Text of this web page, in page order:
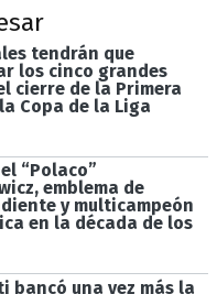
tendrán que
los cinco grandes
cierre de la Primera
Copa de la Liga
“Polaco”
emblema de
y multicampeón
en la década de los
bancó una vez más la